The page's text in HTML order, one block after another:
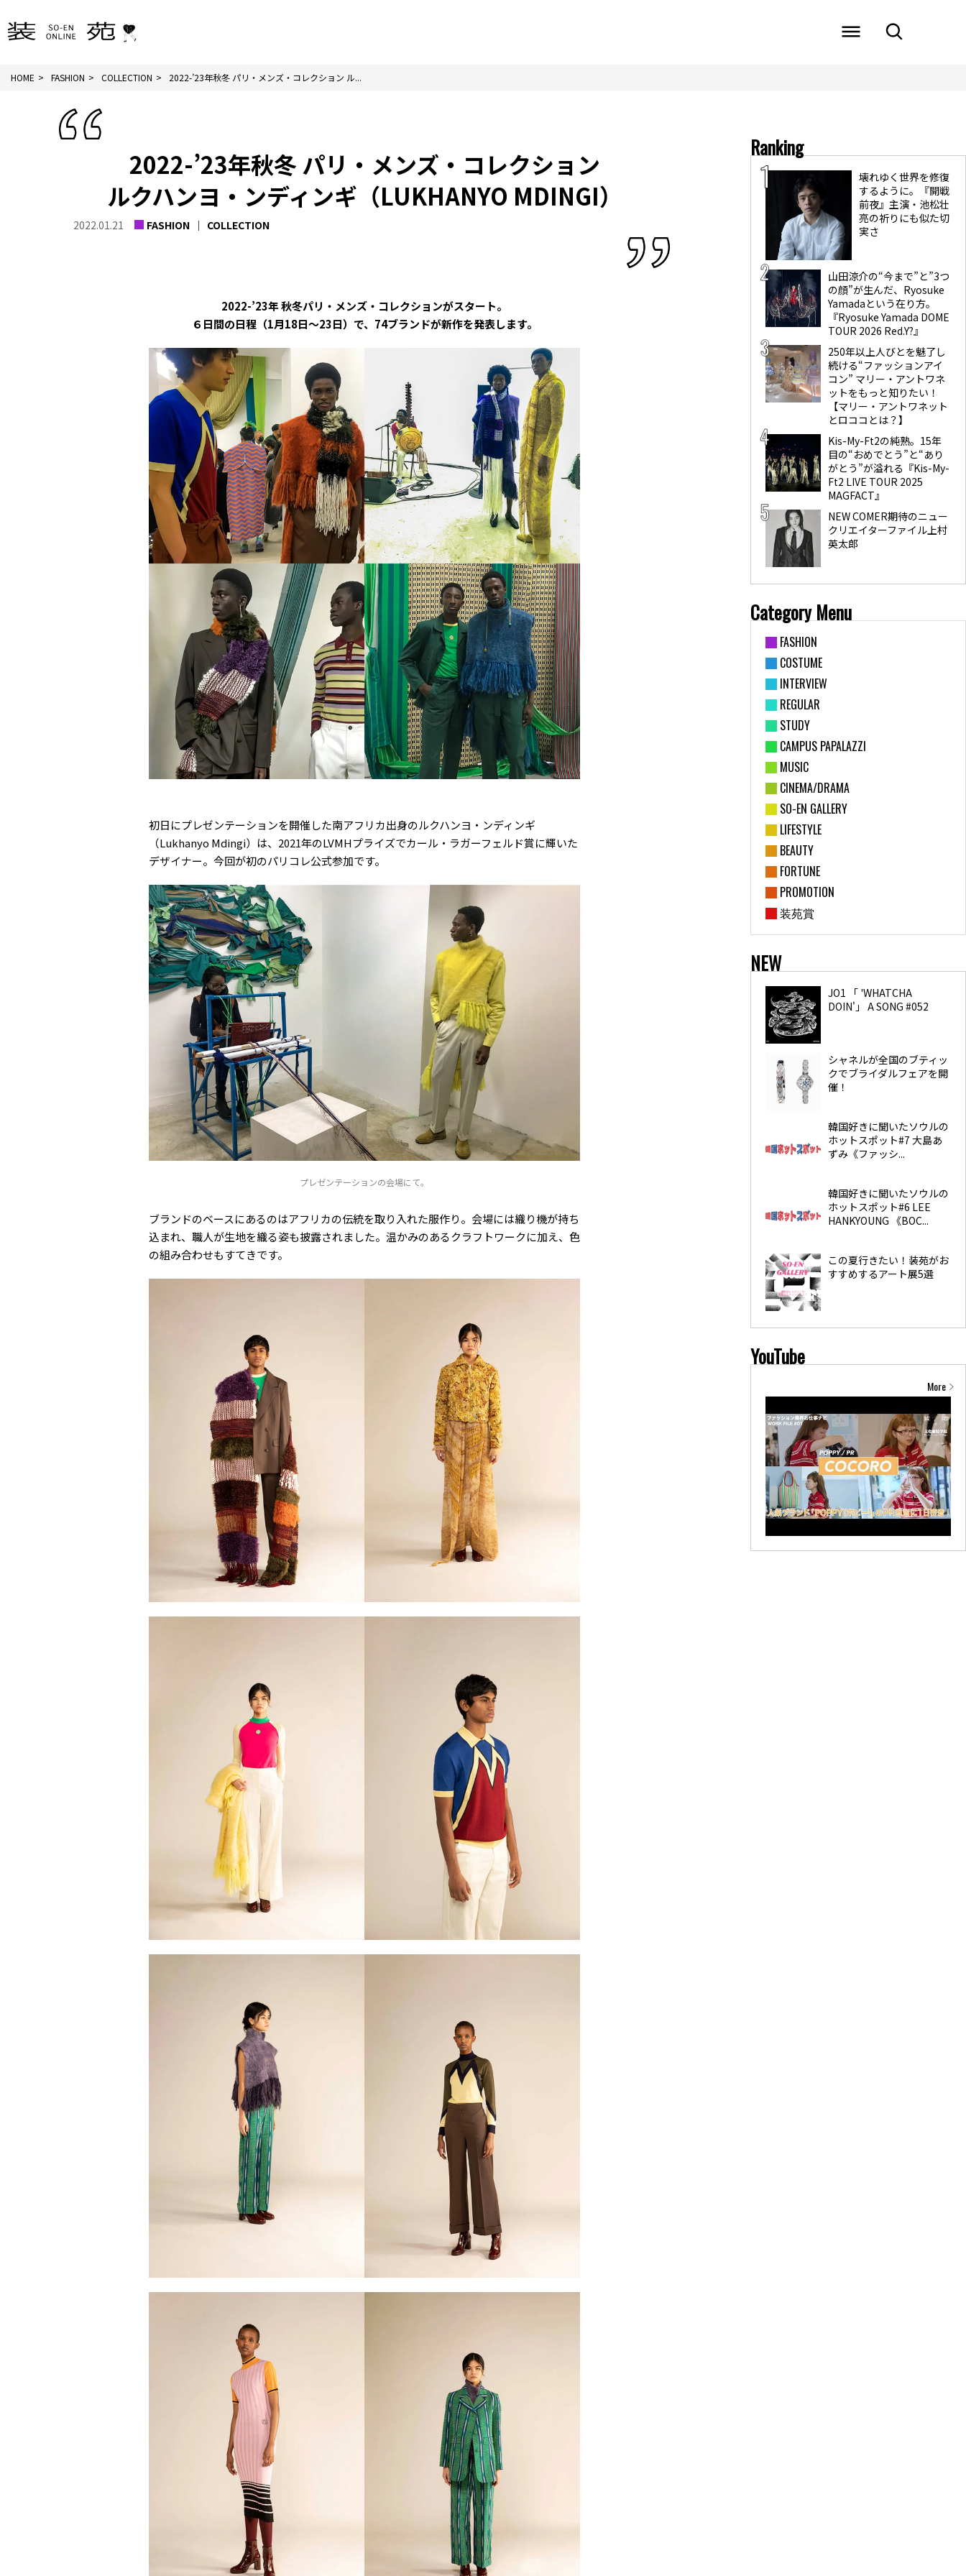
HOME FASHION COLLECTION 2022-’23年秋冬 パリ・メンズ・コレクション ル...
2022-’23年秋冬 パリ・メンズ・コレクション
ルクハンヨ・ンディンギ（LUKHANYO MDINGI）
2022.01.21 FASHION COLLECTION
2022-’23年 秋冬パリ・メンズ・コレクションがスタート。
６日間の日程（1月18日〜23日）で、74ブランドが新作を発表します。
初日にプレゼンテーションを開催した南アフリカ出身のルクハンヨ・ンディンギ
（Lukhanyo Mdingi）は、2021年のLVMHプライズでカール・ラガーフェルド賞に輝いた
デザイナー。今回が初のパリコレ公式参加です。
プレゼンテーションの会場にて。
ブランドのベースにあるのはアフリカの伝統を取り入れた服作り。会場には織り機が持ち
込まれ、職人が生地を織る姿も披露されました。温かみのあるクラフトワークに加え、色
の組み合わせもすてきです。
Ranking
壊れゆく世界を修復
するように。『開戦
前夜』主演・池松壮
亮の祈りにも似た切
実さ
山田涼介の“今まで”と”3つ
の顔”が生んだ、Ryosuke
Yamadaという在り方。
『Ryosuke Yamada DOME
TOUR 2026 Red.Y?』
250年以上人びとを魅了し
続ける“ファッションアイ
コン” マリー・アントワネ
ットをもっと知りたい！
【マリー・アントワネット
とロココとは？】
Kis-My-Ft2の純熟。15年
目の“おめでとう”と“あり
がとう”が溢れる『Kis-My-
Ft2 LIVE TOUR 2025
MAGFACT』
NEW COMER期待のニュー
クリエイターファイル上村
英太郎
Category Menu
FASHION
COSTUME
INTERVIEW
REGULAR
STUDY
CAMPUS PAPALAZZI
MUSIC
CINEMA/DRAMA
SO-EN GALLERY
LIFESTYLE
BEAUTY
FORTUNE
PROMOTION
装苑賞
NEW
JO1 「 'WHATCHA
DOIN'」 A SONG #052
シャネルが全国のブティッ
クでブライダルフェアを開
催！
韓国好きに聞いたソウルの
ホットスポット#7 大島あ
ずみ《ファッシ...
韓国好きに聞いたソウルの
ホットスポット#6 LEE
HANKYOUNG 《BOC...
この夏行きたい！装苑がお
すすめするアート展5選
YouTube
More